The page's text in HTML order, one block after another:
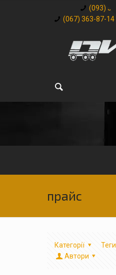
(093)
(067) 363-87-14
прайс
Категорії
Теги
Автори